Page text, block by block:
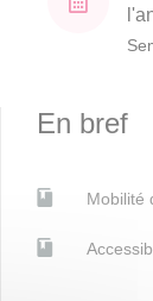
En bref
Mobilité